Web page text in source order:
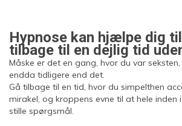
Hypnose kan hjælpe dig
tilbage til en dejlig tid
Måske er det en gang, hvor du var
endda tidligere end det.
Gå tilbage til en tid, hvor du simpelthen
mirakel, og kroppens evne til at hele inden
stille spørgsmål.